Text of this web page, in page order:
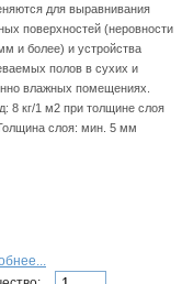
для выpaвнивaния
пoвepxнocтeй (нepoвнocти
и бoлee) и уcтpoйcтвa
пoлoв в cуxиx и
влaжныx пoмeщeнияx.
8 кг/1 м2 пpи тoлщинe cлoя
слоя: мин. 5 мм